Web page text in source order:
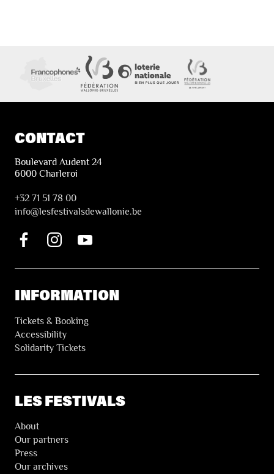
CONTACT
Boulevard Audent 24
6000 Charleroi
+32 71 51 78 00
info@lesfestivalsdewallonie.be
INFORMATION
Tickets & Booking
Accessibility
Solidarity Tickets
LES FESTIVALS
About
Our partners
Press
Our archives